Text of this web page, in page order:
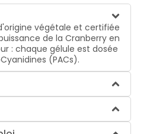
végétale et certifiée
de la Cranberry en
: chaque gélule est dosée
(PACs).